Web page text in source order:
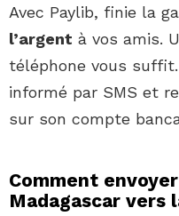
Avec Paylib, finie la
l’argent à vos amis.
téléphone vous
informé par SMS et
sur son compte
Comment
Madagascar vers